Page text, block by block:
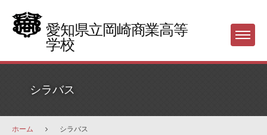
content
愛知県立岡崎商業高等
学校
Menu
シラバス
ホーム シラバス